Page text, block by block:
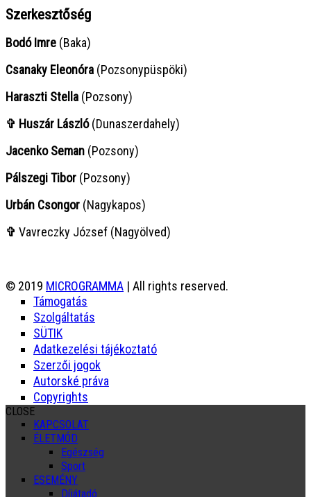
Szerkesztőség
Bodó Imre (Baka)
Csanaky Eleonóra (Pozsonypüspöki)
Haraszti Stella (Pozsony)
✞ Huszár László(Dunaszerdahely)
Jacenko Seman (Pozsony)
Pálszegi Tibor (Pozsony)
Urbán Csongor (Nagykapos)
✞ Vavreczky József (Nagyölved)
© 2019 MICROGRAMMA | All rights reserved.
Támogatás
Szolgáltatás
SÜTIK
Adatkezelési tájékoztató
Szerzői jogok
Autorské práva
Copyrights
CLOSE
KAPCSOLAT
ÉLETMÓD
Egészség
Sport
ESEMÉNY
Díjátadó